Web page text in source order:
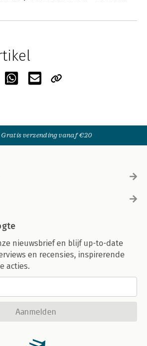
Gratis verzending vanaf €20
nieuwsbrief en blijf up-to-date
en recensies, inspirerende
acties.
Aanmelden